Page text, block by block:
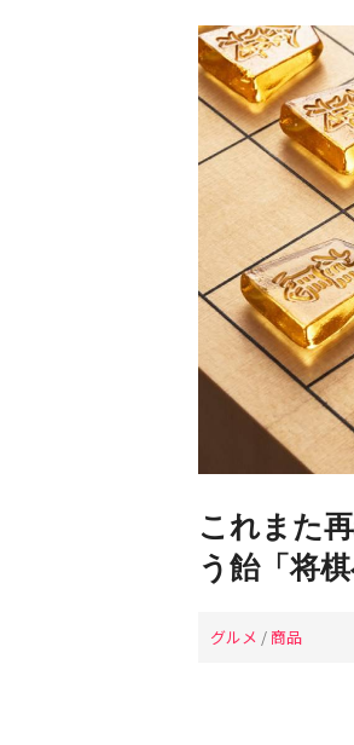
これまた
う飴「将
グルメ / 商品